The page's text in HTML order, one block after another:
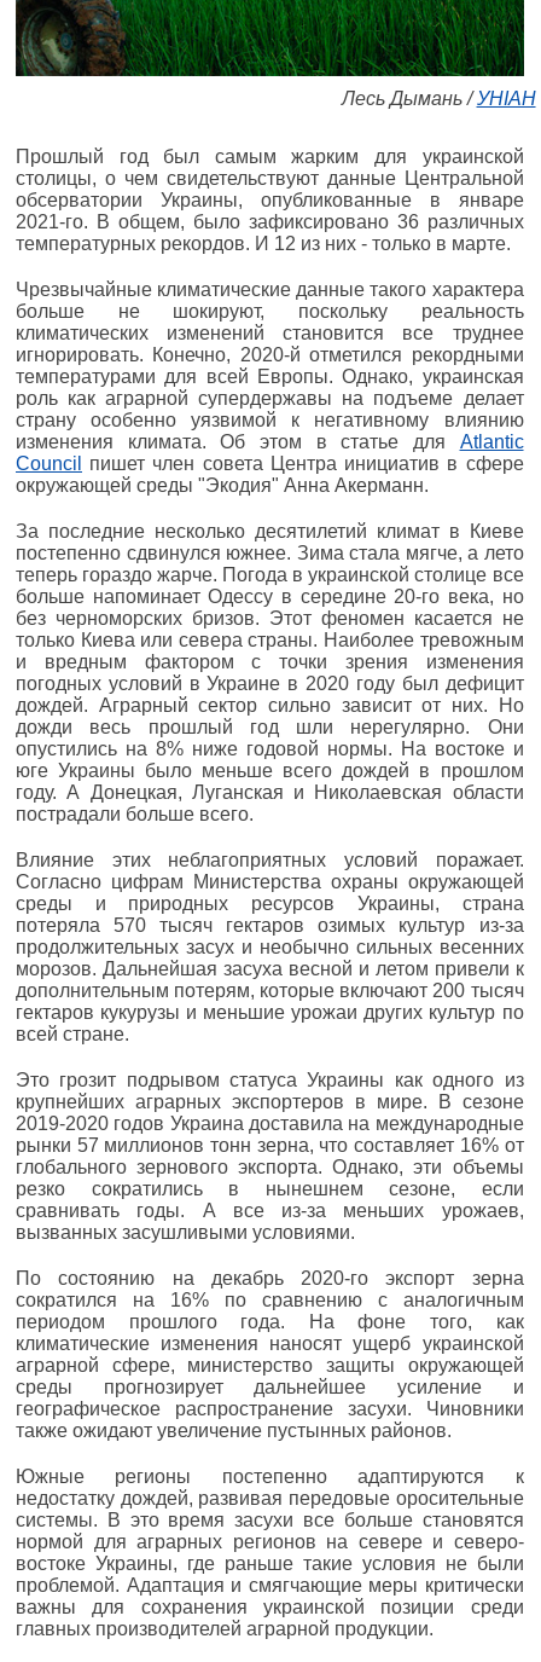
Лесь Дымань /УНІАН
Прошлый год был самым жарким для украинской
столицы, о чем свидетельствуют данные Центральной
обсерватории Украины, опубликованные в январе
2021-го. В общем, было зафиксировано 36 различных
температурных рекордов. И 12 из них - только в марте.
Чрезвычайные климатические данные такого характера
больше не шокируют, поскольку реальность
климатических изменений становится все труднее
игнорировать. Конечно, 2020-й отметился рекордными
температурами для всей Европы. Однако, украинская
роль как аграрной супердержавы на подъеме делает
страну особенно уязвимой к негативному влиянию
изменения климата. Об этом в статье для Atlantic
Council
пишет член совета Центра инициатив в сфере
окружающей среды "Экодия" Анна Акерманн.
За последние несколько десятилетий климат в Киеве
постепенно сдвинулся южнее. Зима стала мягче, а лето
теперь гораздо жарче. Погода в украинской столице все
больше напоминает Одессу в середине 20-го века, но
без черноморских бризов. Этот феномен касается не
только Киева или севера страны. Наиболее тревожным
и вредным фактором с точки зрения изменения
погодных условий в Украине в 2020 году был дефицит
дождей. Аграрный сектор сильно зависит от них. Но
дожди весь прошлый год шли нерегулярно. Они
опустились на 8% ниже годовой нормы. На востоке и
юге Украины было меньше всего дождей в прошлом
году. А Донецкая, Луганская и Николаевская области
пострадали больше всего.
Влияние этих неблагоприятных условий поражает.
Согласно цифрам Министерства охраны окружающей
среды и природных ресурсов Украины, страна
потеряла 570 тысяч гектаров озимых культур из-за
продолжительных засух и необычно сильных весенних
морозов. Дальнейшая засуха весной и летом привели к
дополнительным потерям, которые включают 200 тысяч
гектаров кукурузы и меньшие урожаи других культур по
всей стране.
Это грозит подрывом статуса Украины как одного из
крупнейших аграрных экспортеров в мире. В сезоне
2019-2020 годов Украина доставила на международные
рынки 57 миллионов тонн зерна, что составляет 16% от
глобального зернового экспорта. Однако, эти объемы
резко сократились в нынешнем сезоне, если
сравнивать годы. А все из-за меньших урожаев,
вызванных засушливыми условиями.
По состоянию на декабрь 2020-го экспорт зерна
сократился на 16% по сравнению с аналогичным
периодом прошлого года. На фоне того, как
климатические изменения наносят ущерб украинской
аграрной сфере, министерство защиты окружающей
среды прогнозирует дальнейшее усиление и
географическое распространение засухи. Чиновники
также ожидают увеличение пустынных районов.
Южные регионы постепенно адаптируются к
недостатку дождей, развивая передовые оросительные
системы. В это время засухи все больше становятся
нормой для аграрных регионов на севере и северо-
востоке Украины, где раньше такие условия не были
проблемой. Адаптация и смягчающие меры критически
важны для сохранения украинской позиции среди
главных производителей аграрной продукции.